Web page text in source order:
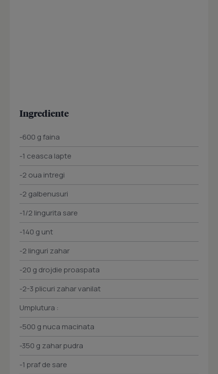
Ingrediente
-600 g faina
-1 ceasca lapte
-2 oua intregi
-2 galbenusuri
-1/2 lingurita sare
-140 g unt
-2 linguri zahar
-20 g drojdie proaspata
-2-3 plicuri zahar vanilat
Umplutura :
-500 g nuca macinata
-350 g zahar pudra
-1 praf de sare